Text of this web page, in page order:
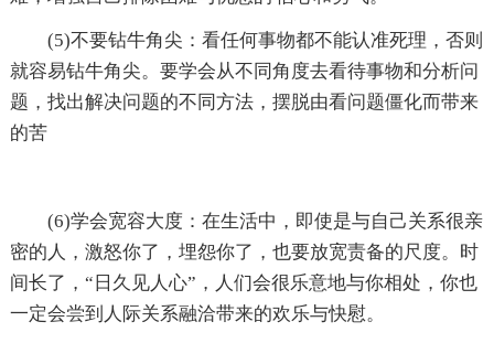
(5)不要钻牛角尖：看任何事物都不能认准死理，否则
就容易钻牛角尖。要学会从不同角度去看待事物和分析问
题，找出解决问题的不同方法，摆脱由看问题僵化而带来
的苦
(6)学会宽容大度：在生活中，即使是与自己关系很亲
密的人，激怒你了，埋怨你了，也要放宽责备的尺度。时
间长了，“日久见人心”，人们会很乐意地与你相处，你也
一定会尝到人际关系融洽带来的欢乐与快慰。